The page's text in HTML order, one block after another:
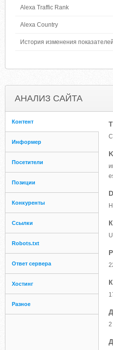
Alexa Traffic Rank
Alexa Country
История изменения показателей
АНАЛИЗ САЙТА
Контент
Информер
Посетители
Позиции
Конкуренты
Ссылки
Robots.txt
Ответ сервера
Хостинг
Разное
2